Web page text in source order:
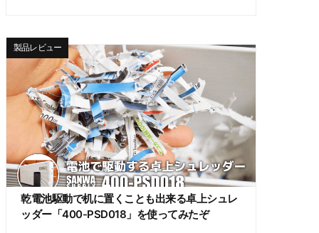
乾電池駆動で机に置くことも出来る卓上シュレ
ッダー「400-PSD018」を使ってみたぞ
製品レビュー